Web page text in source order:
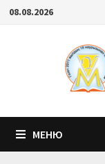
Перейти
содержимому
08.08.2026
МЕНЮ